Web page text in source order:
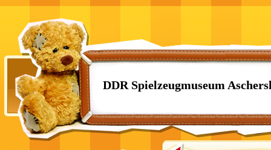
DDR Spielzeugmuseum